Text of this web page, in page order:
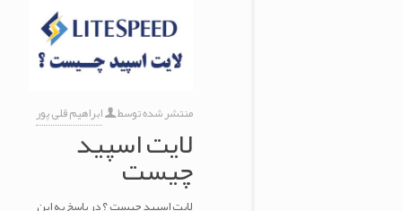
منتشر شده توسط ابراهیم قلی پور
لایت اسپید
چیست